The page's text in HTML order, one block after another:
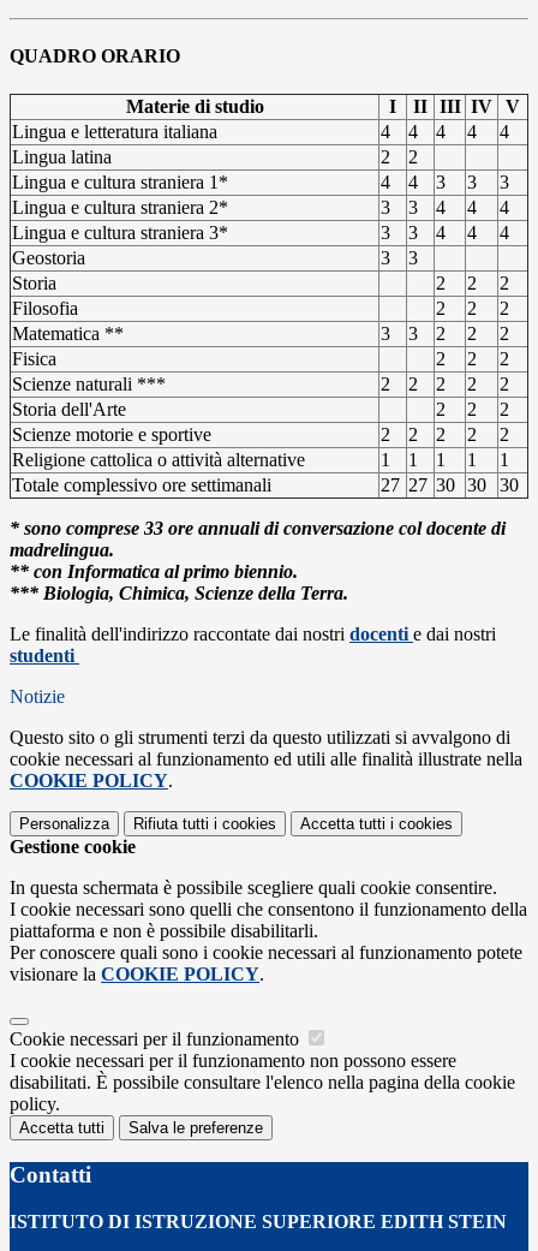
QUADRO ORARIO
Materie di studio I II III IV
V
Lingua e letteratura italiana
4 4 4 4
4
Lingua latina
2
2
Lingua e cultura straniera 1*
4 4 3 3
3
Lingua e cultura straniera 2*
3 3 4 4
4
Lingua e cultura straniera 3*
3 3 4 4
4
Geostoria
3
3
Storia
2 2
2
Filosofia
2 2
2
Matematica **
3 3 2 2
2
Fisica
2 2
2
Scienze naturali ***
2 2 2 2
2
Storia dell'Arte
2 2
2
Scienze motorie e sportive
2 2 2 2
2
Religione cattolica o attività alternative
1 1 1 1
1
Totale complessivo ore settimanali
27 27 30 30 30
* sono comprese 33 ore annuali di conversazione col docente di
madrelingua.
** con Informatica al primo biennio.
*** Biologia, Chimica, Scienze della Terra.
Le finalità dell'indirizzo raccontate dai nostri docenti e dai nostri
studenti
Notizie
Questo sito o gli strumenti terzi da questo utilizzati si avvalgono di
cookie necessari al funzionamento ed utili alle finalità illustrate nella
COOKIE POLICY.
Personalizza Rifiuta tutti i cookies Accetta tutti i cookies
Gestione cookie
In questa schermata è possibile scegliere quali cookie consentire.
I cookie necessari sono quelli che consentono il funzionamento della
piattaforma e non è possibile disabilitarli.
Per conoscere quali sono i cookie necessari al funzionamento potete
visionare la COOKIE POLICY.
Cookie necessari per il funzionamento
I cookie necessari per il funzionamento non possono essere
disabilitati. È possibile consultare l'elenco nella pagina della cookie
policy.
Accetta tutti Salva le preferenze
Contatti
ISTITUTO DI ISTRUZIONE SUPERIORE EDITH STEIN